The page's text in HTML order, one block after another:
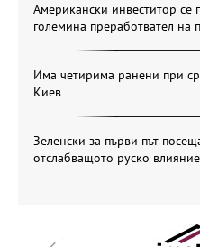
Американски инвеститор се
големина преработвател на
Има четирима ранени при
Киев
Зеленски за първи път
отслабващото руско